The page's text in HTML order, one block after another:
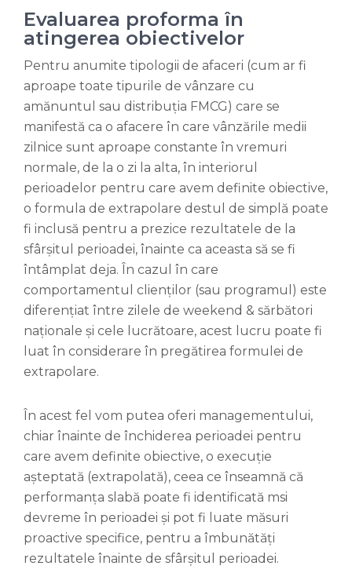
Evaluarea proforma în
atingerea obiectivelor
Pentru anumite tipologii de afaceri (cum ar fi
aproape toate tipurile de vânzare cu
amănuntul sau distribuția FMCG) care se
manifestă ca o afacere în care vânzările medii
zilnice sunt aproape constante în vremuri
normale, de la o zi la alta, în interiorul
perioadelor pentru care avem definite obiective,
o formula de extrapolare destul de simplă poate
fi inclusă pentru a prezice rezultatele de la
sfârșitul perioadei, înainte ca aceasta să se fi
întâmplat deja. În cazul în care
comportamentul clienților (sau programul) este
diferențiat între zilele de weekend & sărbători
naționale și cele lucrătoare, acest lucru poate fi
luat în considerare în pregătirea formulei de
extrapolare.
În acest fel vom putea oferi managementului,
chiar înainte de închiderea perioadei pentru
care avem definite obiective, o execuție
așteptată (extrapolată), ceea ce înseamnă că
performanța slabă poate fi identificată msi
devreme în perioadei și pot fi luate măsuri
proactive specifice, pentru a îmbunătăți
rezultatele înainte de sfârșitul perioadei.